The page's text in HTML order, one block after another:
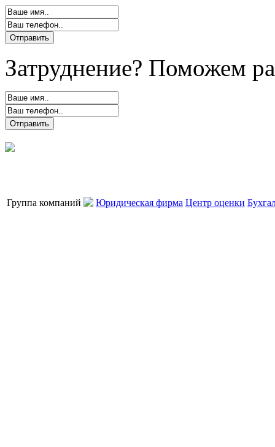
Затруднение? Поможем
Группа компаний Юридическая фирма Центр оценки